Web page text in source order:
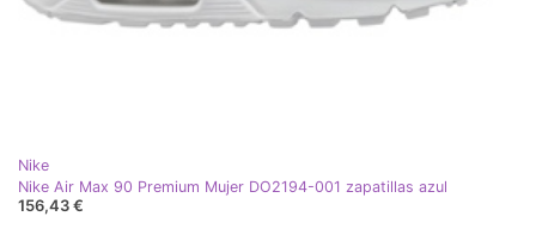
Nike
Nike Air Max 90 Premium Mujer DO2194-001 zapatillas azul
156,43 €